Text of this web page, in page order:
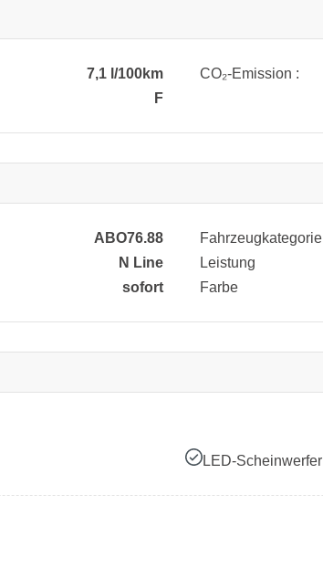
7,1 l/100km CO₂-Emission :
F
ABO76.88
N Line
sofort
Fahrzeugkategorie
Leistung
Farbe
LED-Scheinwerfer